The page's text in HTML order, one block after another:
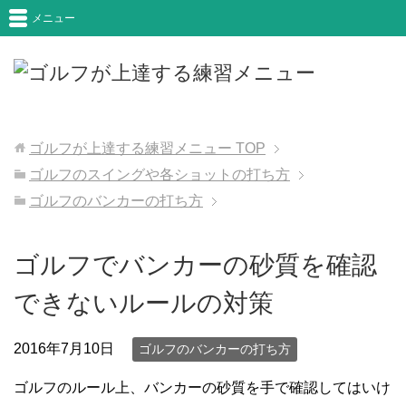
メニュー
ゴルフが上達する練習メニュー TOP
ゴルフのスイングや各ショットの打ち方
ゴルフのバンカーの打ち方
ゴルフでバンカーの砂質を確認
できないルールの対策
2016年7月10日 ゴルフのバンカーの打ち方
ゴルフのルール上、バンカーの砂質を手で確認してはいけ